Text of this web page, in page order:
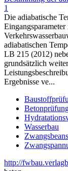
1
Die adiabatische
adiabatischen
LB 215 (2012)
grundsätzlich
Ergebnisse ve...
Wasserbau
http://